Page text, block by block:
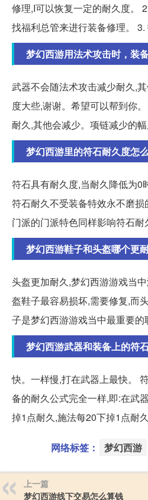
修理,I可以恢复一定的耐久度。
找福利总管来进行装备修理。 3.
梦幻西游用法术攻击时，装
武器不会随法术攻击减少耐久,
度大些,谢谢。希望可以帮到你
耐久,其他会减少。项链减少的幅
梦幻西游里的符石耐久度怎
符石具有耐久度,当耐久降低为0
符石耐久不受装备特效永不磨
门派的门派特色同样影响符石耐
梦幻西游鞋子和头盔哪个更
头盔更加耐久,梦幻西游游戏当
盔鞋子最容易损坏,需要修复,而
子是梦幻西游游戏当中最重要的
梦幻西游武器和装备上的符
快。一样慢,打在武器上最快。
备的耐久公式完全一样,即:在武
掉1点耐久,施法每20下掉1点耐
网络标签： 梦幻西游
上一篇
梦幻西游线下交易怎么算钱